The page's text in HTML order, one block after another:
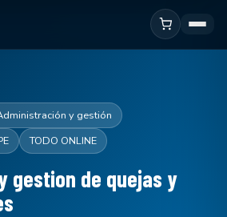
y gestión
TODO ONLINE
gestion de quejas y